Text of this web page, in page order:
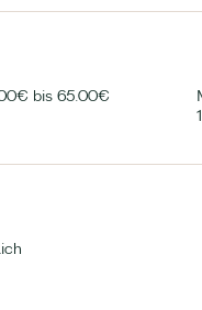
bis 65.00€